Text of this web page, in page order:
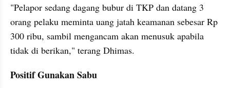
"Pelapor sedang dagang bubur di TKP dan datang 3
orang pelaku meminta uang jatah keamanan sebesar Rp
300 ribu, sambil mengancam akan menusuk apabila
tidak di berikan," terang Dhimas.
Positif Gunakan Sabu